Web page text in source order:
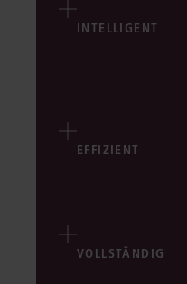
INTELLIGENT
EFFIZIENT
VOLLSTÄNDIG